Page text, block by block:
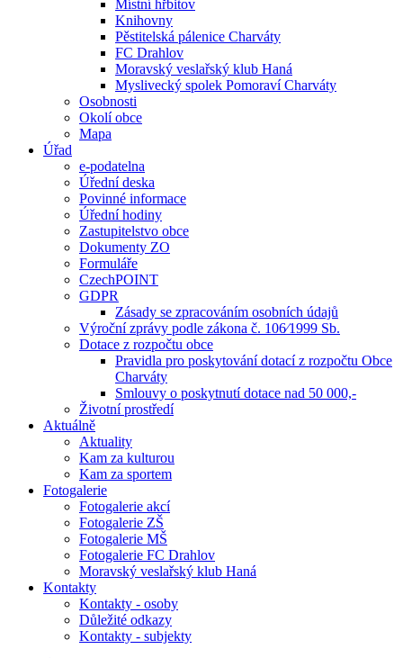
Místní hřbitov
Knihovny
Pěstitelská pálenice Charváty
FC Drahlov
Moravský veslařský klub Haná
Myslivecký spolek Pomoraví Charváty
Osobnosti
Okolí obce
Mapa
Úřad
e-podatelna
Úřední deska
Povinné informace
Úřední hodiny
Zastupitelstvo obce
Dokumenty ZO
Formuláře
CzechPOINT
GDPR
Zásady se zpracováním osobních údajů
Výroční zprávy podle zákona č. 106⁄1999 Sb.
Dotace z rozpočtu obce
Pravidla pro poskytování dotací z rozpočtu Obce
Charváty
Smlouvy o poskytnutí dotace nad 50 000,-
Životní prostředí
Aktuálně
Aktuality
Kam za kulturou
Kam za sportem
Fotogalerie
Fotogalerie akcí
Fotogalerie ZŠ
Fotogalerie MŠ
Fotogalerie FC Drahlov
Moravský veslařský klub Haná
Kontakty
Kontakty - osoby
Důležité odkazy
Kontakty - subjekty